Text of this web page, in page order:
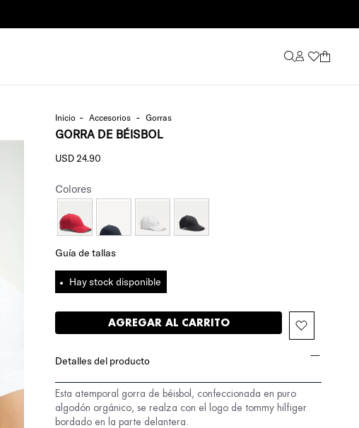
accesorios gorras
GORRA DE BÉISBOL
USD 24.90
Colores
Guía de tallas
Hay stock disponible
AGREGAR AL CARRITO
Detalles del producto
Esta atemporal gorra de béisbol, confeccionada en puro
algodón orgánico, se realza con el logo de tommy hilfiger
bordado en la parte delantera.